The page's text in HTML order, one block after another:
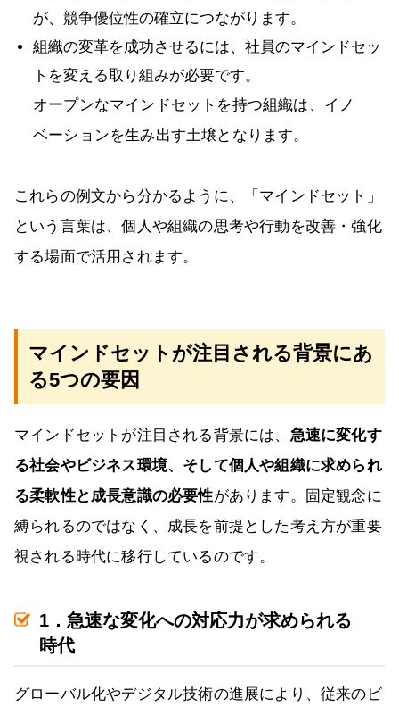
が、競争優位性の確立につながります。
組織の変革を成功させるには、社員のマインドセッ
トを変える取り組みが必要です。
オープンなマインドセットを持つ組織は、イノ
ベーションを生み出す土壌となります。
これらの例文から分かるように、「マインドセット」
という言葉は、個人や組織の思考や行動を改善・強化
する場面で活用されます。
マインドセットが注目される背景にあ
る5つの要因
マインドセットが注目される背景には、 急速に変化す
る社会やビジネス環境、そして個人や組織に求められ
る柔軟性と成長意識の必要性があります。固定観念に
縛られるのではなく、成長を前提とした考え方が重要
視される時代に移行しているのです。
1．急速な変化への対応力が求められる
時代
グローバル化やデジタル技術の進展により、従来のビ